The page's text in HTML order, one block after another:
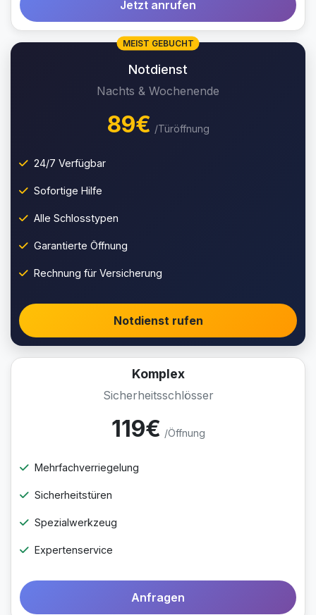
Jetzt anrufen
MEIST GEBUCHT
Notdienst
Nachts & Wochenende
89€ /Türöffnung
24/7 Verfügbar
Sofortige Hilfe
Alle Schlosstypen
Garantierte Öffnung
Rechnung für Versicherung
Notdienst rufen
Komplex
Sicherheitsschlösser
119€ /Öffnung
Mehrfachverriegelung
Sicherheitstüren
Spezialwerkzeug
Expertenservice
Anfragen